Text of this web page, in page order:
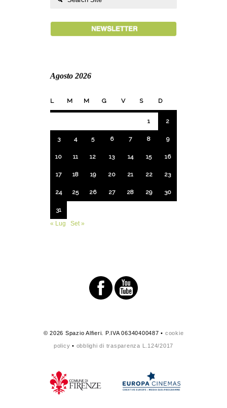
Agosto 2026
L M M G V S D
1 2
3 4 5 6 7 8 9
10 11 12 13 14 15 16
17 18 19 20 21 22 23
24 25 26 27 28 29 30
31
« Lug
Set »
© 2026 Spazio Alfieri. P.IVA 06340400487 • cookie
policy • obblighi di trasparenza L.124/2017